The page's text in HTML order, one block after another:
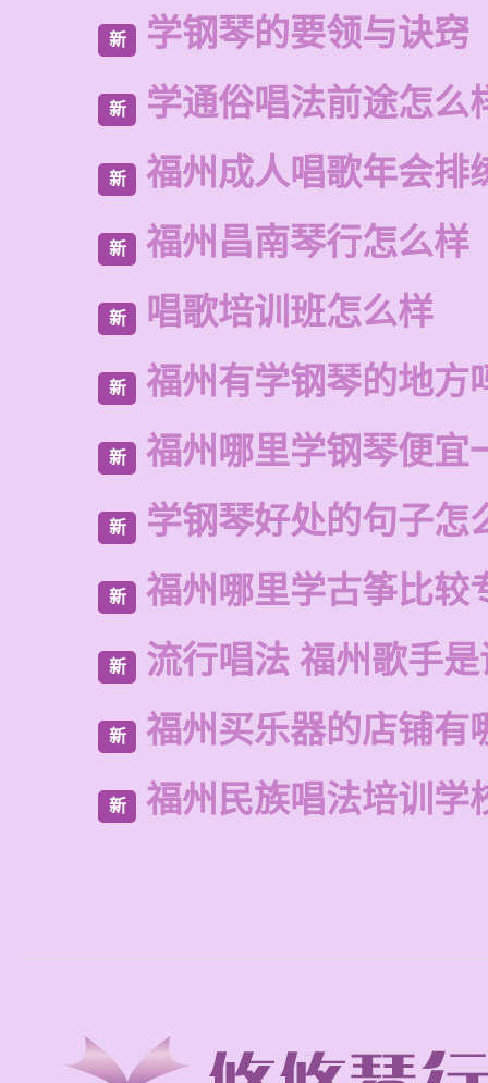
新 学钢琴的要领与诀窍
新 学通俗唱法前途怎么
新 福州成人唱歌年会排
新 福州昌南琴行怎么样
新 唱歌培训班怎么样
新 福州有学钢琴的地方
新 福州哪里学钢琴便宜
新 学钢琴好处的句子怎
新 福州哪里学古筝比较
新 流行唱法 福州歌手
新 福州买乐器的店铺有
新 福州民族唱法培训学